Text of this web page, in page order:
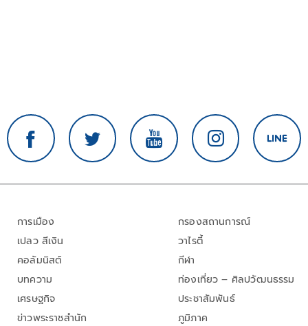
การเมือง
เปลว สีเงิน
คอลัมนิสต์
บทความ
เศรษฐกิจ
ข่าวพระราชสำนัก
กรองสถานการณ์
วาไรตี้
กีฬา
ท่องเที่ยว – ศิลปวัฒนธรรม
ประชาสัมพันธ์
ภูมิภาค